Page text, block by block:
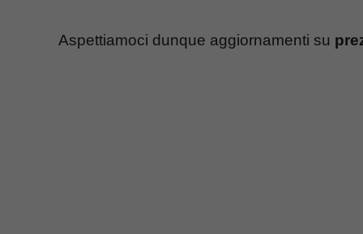
Aspettiamoci dunque aggiornamenti su